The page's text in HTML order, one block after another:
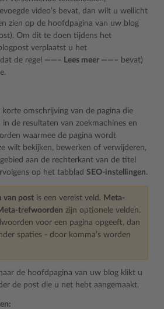
video’s bevat, dan wilt u wellicht
zien op de hoofdpagina van uw blog
Om dit te doen tijdens het
verplaatst u het
de regel ——– Lees meer ——– bevat)
korte omschrijving van de pagina die
de resultaten van zoekmachines en
waarmee de pagina wordt
wilt bekijken, bewerken of verwijderen,
aan de rechterkant van de titel
op het tabblad SEO-instellingen.
van post is een vereist veld. Meta-
trefwoorden zijn optionele velden.
voor een pagina opgeeft, dan
spaties - door komma’s worden
de hoofdpagina van uw blog klikt u
de post die u net hebt aangemaakt.